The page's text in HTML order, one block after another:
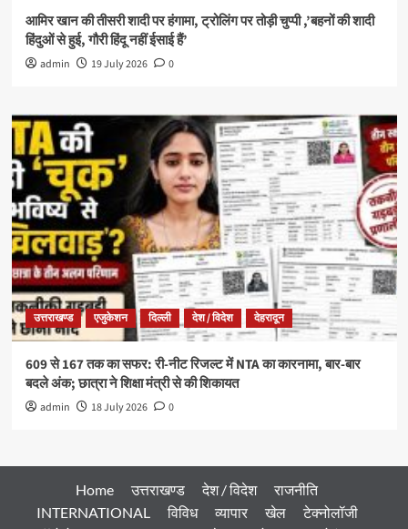
आमिर खान की तीसरी शादी पर हंगामा, ट्रोलिंग पर तोड़ी चुप्पी ,’बहनों की शादी
हिंदुओं से हुई, गौरी हिंदू नहीं ईसाई हैं’
admin 19 July 2026 0
उत्तराखण्ड एजुकेशन दिल्ली देश / विदेश देहरादून
609 से 167 तक का सफर: री-नीट रिजल्ट में NTA का कारनामा, बार-बार
बदले अंक; छात्रा ने शिक्षा मंत्री से की शिकायत
admin 18 July 2026 0
Home उत्तराखण्ड देश / विदेश
राजनीति
INTERNATIONAL
विविध व्यापार खेल
टेक्नोलॉजी